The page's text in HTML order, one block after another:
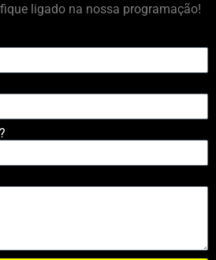
ligado na nossa programação!